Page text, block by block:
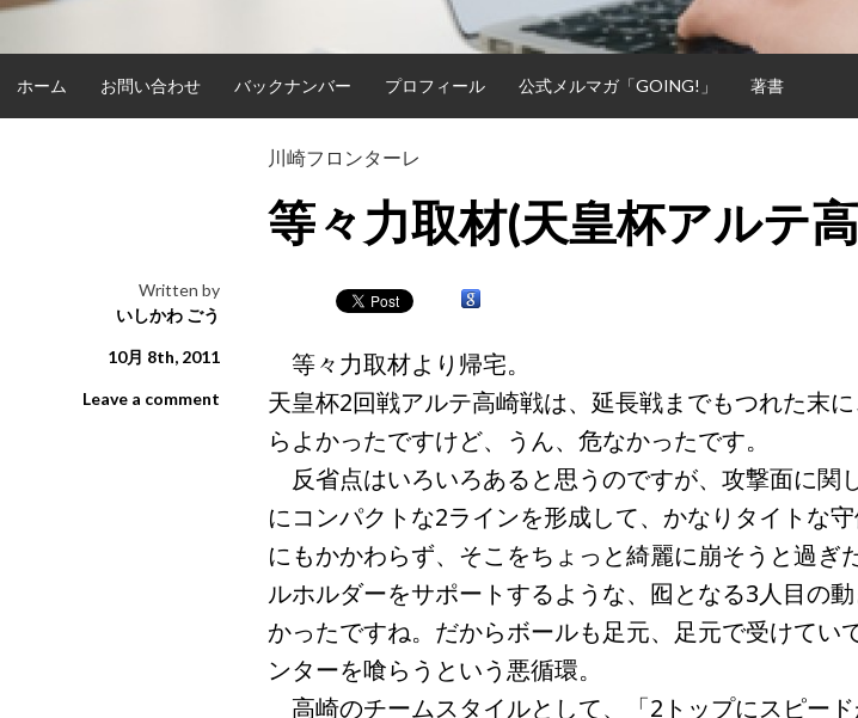
ホーム お問い合わせ バックナンバー プロフィール 公式メルマガ「GOING!」 著書
川崎フロンターレ
等々力取材(天皇杯アルテ高
Written by
いしかわ ごう
10月 8th, 2011
Leave a comment
等々力取材より帰宅。
天皇杯2回戦アルテ高崎戦は、延長戦までもつれた末
らよかったですけど、うん、危なかったです。
反省点はいろいろあると思うのですが、攻撃面に関
にコンパクトな2ラインを形成して、かなりタイトな
にもかかわらず、そこをちょっと綺麗に崩そうと過ぎ
ルホルダーをサポートするような、囮となる3人目の
かったですね。だからボールも足元、足元で受けてい
ンターを喰らうという悪循環。
高崎のチームスタイルとして、「2トップにスピー